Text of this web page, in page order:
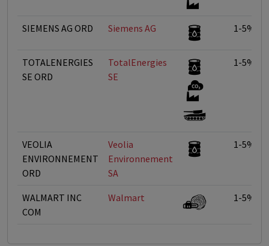
SIEMENS AG ORD Siemens AG 1-5%
TOTALENERGIES
SE ORD
TotalEnergies
SE
1-5%
VEOLIA
ENVIRONNEMENT
ORD
Veolia
Environnement
SA
1-5%
WALMART INC
COM
Walmart 1-5%